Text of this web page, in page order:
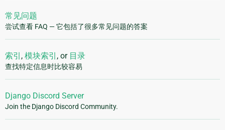
常见问题
尝试查看 FAQ — 它包括了很多常见问题的答案
索引 , 模块索引 , or 目录
查找特定信息时比较容易
Django Discord Server
Join the Django Discord Community.